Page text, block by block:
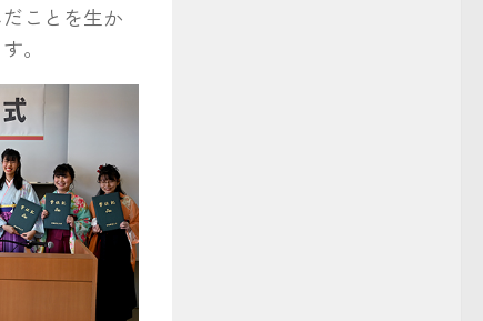
ことを生か
。